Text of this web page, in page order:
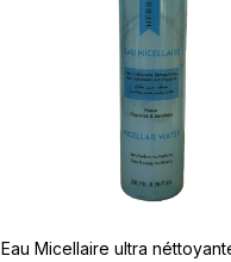
Eau Micellaire ultra